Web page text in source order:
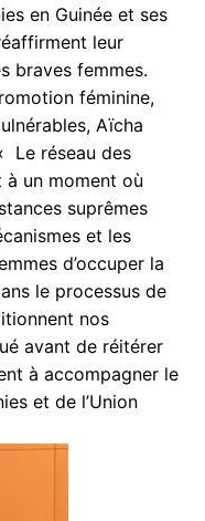
en Guinée et ses
leur
braves femmes.
féminine,
Aïcha
Le réseau des
un moment où
suprêmes
et les
d’occuper la
le processus de
nos
avant de réitérer
à accompagner le
et de l’Union